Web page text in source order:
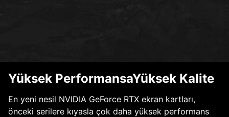
Yüksek PerformansaYüksek Kalite
En yeni nesil NVIDIA GeForce RTX ekran kartları,
önceki serilere kıyasla çok daha yüksek performans